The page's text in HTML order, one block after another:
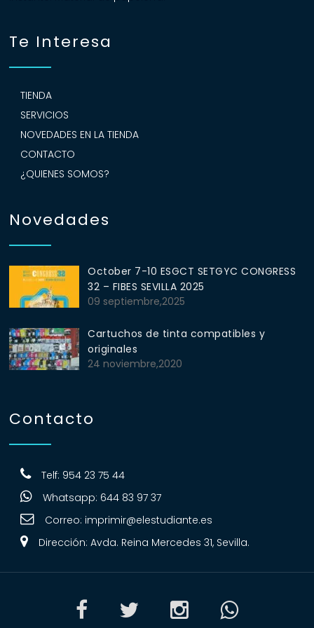
Te Interesa
TIENDA
SERVICIOS
NOVEDADES EN LA TIENDA
CONTACTO
¿QUIENES SOMOS?
Novedades
October 7-10 ESGCT SETGYC CONGRESS
32 – FIBES SEVILLA 2025
09 septiembre,2025
Cartuchos de tinta compatibles y
originales
24 noviembre,2020
Contacto
Telf: 954 23 75 44
Whatsapp: 644 83 97 37
Correo: imprimir@elestudiante.es
Dirección: Avda. Reina Mercedes 31, Sevilla.